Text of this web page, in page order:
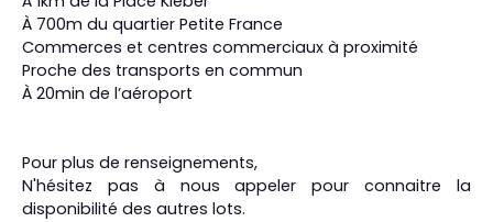
À 700m du quartier Petite France
Commerces et centres commerciaux à proximité
Proche des transports en commun
À 20min de l’aéroport
Pour plus de renseignements,
N'hésitez pas à nous appeler pour connaitre la
disponibilité des autres lots.